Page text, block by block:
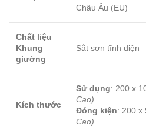
Châu Âu (EU)
Chất liệu
Khung
giường
Sắt sơn tĩnh điện
Kích thước
Sử dụng: 200 x
Cao)
Đóng kiện: 200 x
Cao)